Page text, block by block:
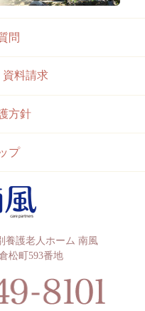
問
資料請求
方針
プ
護老人ホーム 南風
松町593番地